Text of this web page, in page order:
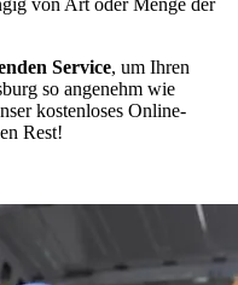
Service, um Ihren
so angenehm wie
kostenloses Online-
Rest!